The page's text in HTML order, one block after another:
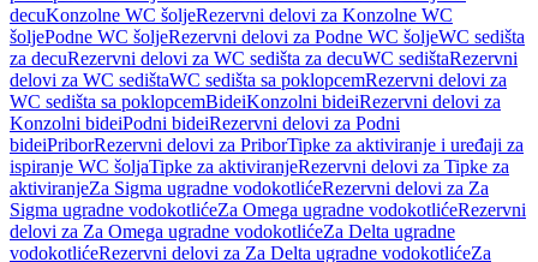
decuKonzolne WC šoljeRezervni delovi za Konzolne WC
šoljePodne WC šoljeRezervni delovi za Podne WC šoljeWC sedišta
za decuRezervni delovi za WC sedišta za decuWC sedištaRezervni
delovi za WC sedištaWC sedišta sa poklopcemRezervni delovi za
WC sedišta sa poklopcemBideiKonzolni bideiRezervni delovi za
Konzolni bideiPodni bideiRezervni delovi za Podni
bideiPriborRezervni delovi za PriborTipke za aktiviranje i uređaji za
ispiranje WC šoljaTipke za aktiviranjeRezervni delovi za Tipke za
aktiviranjeZa Sigma ugradne vodokotlićeRezervni delovi za Za
Sigma ugradne vodokotlićeZa Omega ugradne vodokotlićeRezervni
delovi za Za Omega ugradne vodokotlićeZa Delta ugradne
vodokotlićeRezervni delovi za Za Delta ugradne vodokotlićeZa